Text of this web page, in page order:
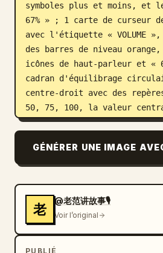
symboles plus et moins, et le
67% » ; 1 carte de curseur
avec l'étiquette « VOLUME
des barres de niveau
icônes de haut-parleur et «
cadran d'équilibrage
centre-droit avec des
50, 75, 100, la valeur
l'étiquette « BALANCE » et
circulaire en haut à droite
étiquettes N, E, S, O, une
petit point d'accent orange
bouton rotatif min-max
au milieu à gauche avec un
sarcelle, un bord de cadran
GÉNÉRER UNE IMAGE
老
@老范讲故事🎙️
Voir l’original
PUBLIÉ